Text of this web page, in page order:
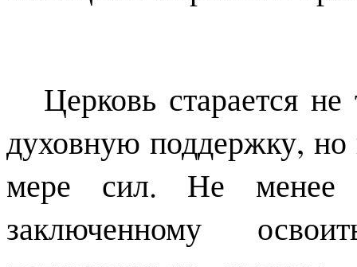
Церковь старается
духовную поддержку,
мере сил. Не менее
заключенному